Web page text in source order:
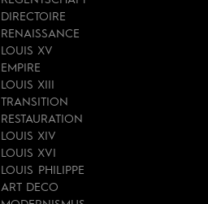
DIRECTOIRE
RENAISSANCE
LOUIS XV
EMPIRE
LOUIS XIII
TRANSITION
RESTAURATION
LOUIS XIV
LOUIS XVI
LOUIS PHILIPPE
ART DECO